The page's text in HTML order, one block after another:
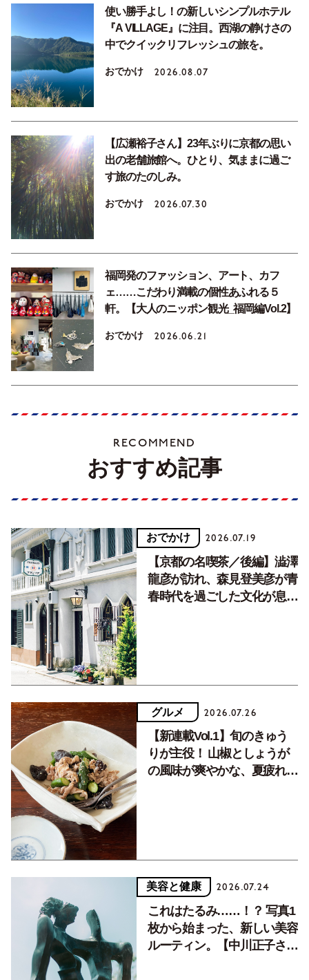
使い勝手よし！の新しいシンプルホテル
『A VILLAGE』に注目。西湖の静けさの
中でクイックリフレッシュの旅を。
おでかけ 2026.08.07
【広瀬裕子さん】23年ぶりに京都の思い
出の老舗旅館へ。ひとり、気ままに過ご
す旅のたのしみ。
おでかけ 2026.07.30
福岡発のファッション、アート、カフ
ェ……こだわり満載の個性あふれる５
軒。【大人のニッポン観光_福岡編Vol.2】
おでかけ 2026.06.21
RECOMMEND
おすすめ記事
おでかけ 2026.07.19
【京都の名喫茶／後編】澁澤
龍彦が訪れ、森見登美彦が青
春時代を過ごした文化が息づ
グルメ 2026.07.26
【新連載Vol.1】旬のきゅう
りが主役！ 山椒としょうが
の風味が爽やかな、夏疲れを
美容と健康 2026.07.24
これはたるみ……！？ 写真1
枚から始まった、新しい美容
ルーティン。【中川正子さん